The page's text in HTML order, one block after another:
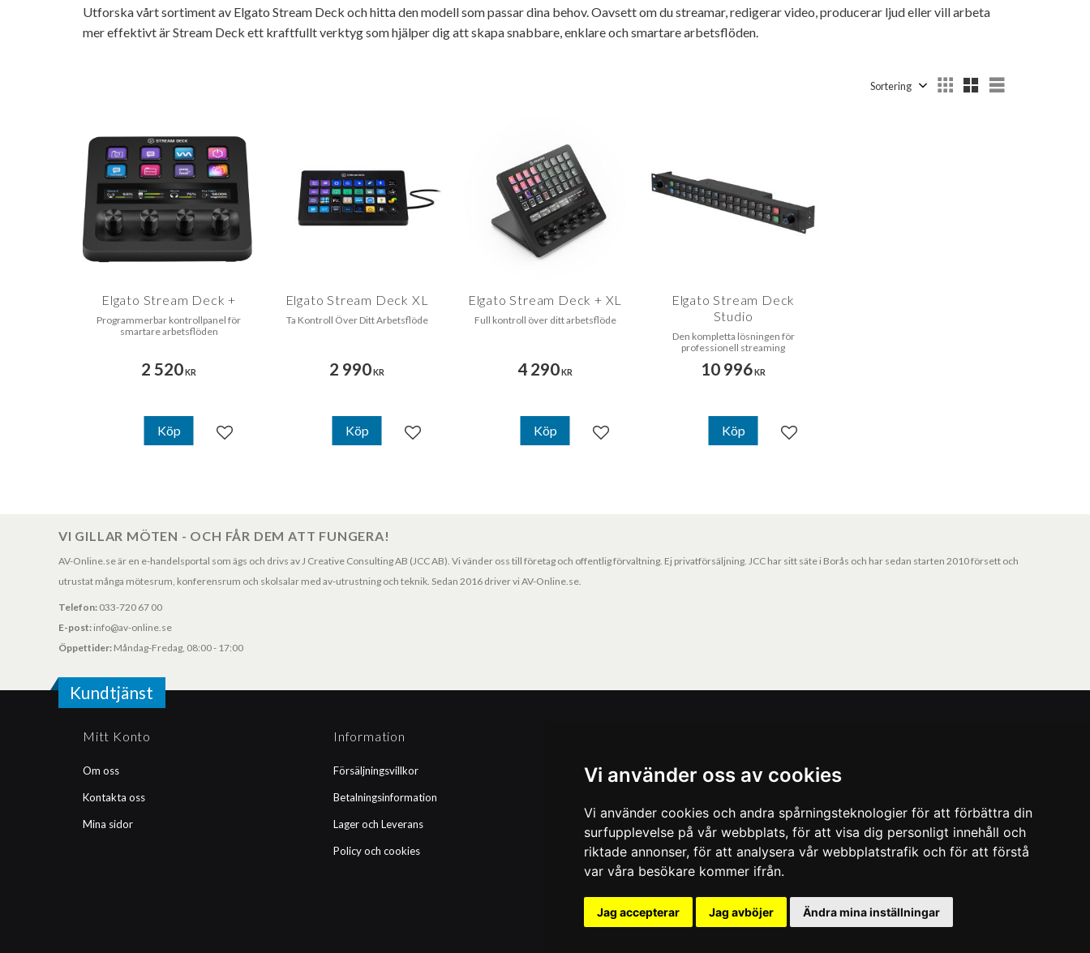
Vi använder oss av cookies
Vi använder cookies och andra spårningsteknologier för att förbättra din
surfupplevelse på vår webbplats, för att visa dig personligt innehåll och
riktade annonser, för att analysera vår webbplatstrafik och för att förstå
var våra besökare kommer ifrån.
Jag accepterar Jag avböjer Ändra mina inställningar
Utforska vårt sortiment av Elgato Stream Deck och hitta den modell som passar dina behov. Oavsett om du streamar, redigerar video, producerar ljud eller vill arbeta
mer effektivt är Stream Deck ett kraftfullt verktyg som hjälper dig att skapa snabbare, enklare och smartare arbetsflöden.
Elgato Stream Deck +
Programmerbar kontrollpanel för
smartare arbetsflöden
2 520KR
Lägg till i favoriter
Köp
Elgato Stream Deck XL
Ta Kontroll Över Ditt Arbetsflöde
2 990KR
Lägg till i favoriter
Köp
Elgato Stream Deck + XL
Full kontroll över ditt arbetsflöde
4 290KR
Lägg till i favoriter
Köp
Elgato Stream Deck
Studio
Den kompletta lösningen för
professionell streaming
10 996KR
Lägg till i favoriter
Köp
VI GILLAR MÖTEN - OCH FÅR DEM ATT FUNGERA!
AV-Online.se är en e-handelsportal som ägs och drivs av J Creative Consulting AB (JCC AB). Vi vänder oss till företag och offentlig förvaltning. Ej privatförsäljning. JCC har sitt säte i Borås och har sedan starten 2010 försett och
utrustat många mötesrum, konferensrum och skolsalar med av-utrustning och teknik. Sedan 2016 driver vi AV-Online.se.
Telefon: 033-720 67 00
E-post: info@av-online.se
Öppettider: Måndag-Fredag, 08:00 - 17:00
Kundtjänst
Mitt Konto
Om oss
Kontakta oss
Mina sidor
Information
Försäljningsvillkor
Betalningsinformation
Lager och Leverans
Policy och cookies
Faktura
Ta del av våra nyheter och kampanjer. Fyll i din
Prenumerera